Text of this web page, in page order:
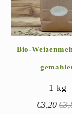
Bio-
1kg
€
€3,20